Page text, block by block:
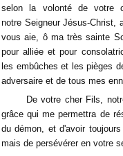
selon la volonté de votre
notre Seigneur Jésus-Christ,
vous aie, ô ma très sainte
pour alliée et pour
les embûches et les pièges
adversaire et de tous mes
De votre cher Fils,
grâce qui me permettra de
du démon, et d'avoir
mais de persévérer en votre